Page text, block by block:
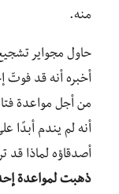
منه.
حاول مجواير
أخبره أنه قد فوتّ
من أجل مواعدة
أنه لم يندم أبدًا
أصدقاؤه لماذا قد
ذهبت لمواعدة